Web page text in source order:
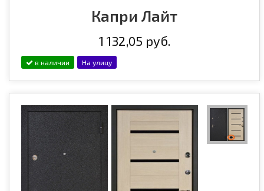
Капри Лайт
1 132,05 руб.
в наличии На улицу